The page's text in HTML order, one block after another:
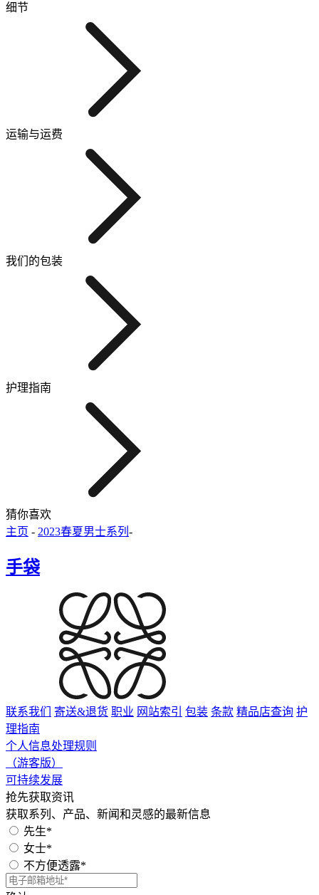
细节
运输与运费
我们的包装
护理指南
猜你喜欢
主页 - 2023春夏男士系列 -
手袋
联系我们 寄送&退货 职业 网站索引 包装 条款 精品店查询 护
理指南
个人信息处理规则
（游客版）
可持续发展
抢先获取资讯
获取系列、产品、新闻和灵感的最新信息
先生*
女士*
不方便透露*